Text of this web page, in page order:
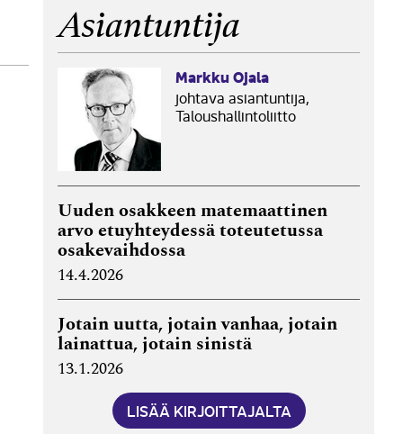
Asiantuntija
Markku Ojala
johtava asiantuntija,
Taloushallintoliitto
Uuden osakkeen matemaattinen
arvo etuyhteydessä toteutetussa
osakevaihdossa
14.4.2026
Jotain uutta, jotain vanhaa, jotain
lainattua, jotain sinistä
13.1.2026
LISÄÄ KIRJOITTAJALTA